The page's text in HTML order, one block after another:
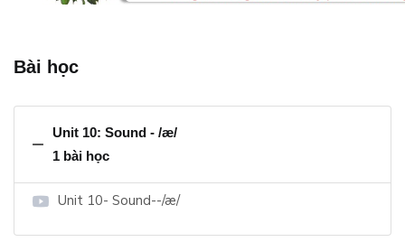
Bài học
Unit 10: Sound - /æ/
1 bài học
Unit 10- Sound--/æ/